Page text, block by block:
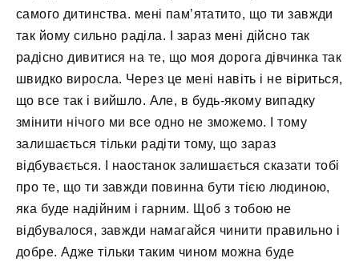
самого дитинства. мені пам’ятатито, що ти завжди
так йому сильно раділа. І зараз мені дійсно так
радісно дивитися на те, що моя дорога дівчинка так
швидко виросла. Через це мені навіть і не віриться,
що все так і вийшло. Але, в будь-якому випадку
змінити нічого ми все одно не зможемо. І тому
залишається тільки радіти тому, що зараз
відбувається. І наостанок залишається сказати тобі
про те, що ти завжди повинна бути тією людиною,
яка буде надійним і гарним. Щоб з тобою не
відбувалося, завжди намагайся чинити правильно і
добре. Адже тільки таким чином можна буде